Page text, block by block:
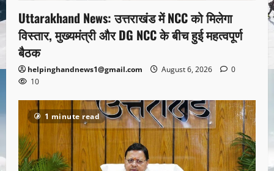
Uttarakhand News: उत्तराखंड में NCC को मिलेगा
विस्तार, मुख्यमंत्री और DG NCC के बीच हुई महत्वपूर्ण
बैठक
helpinghandnews1@gmail.com August 6, 2026
0
10
1 minute read